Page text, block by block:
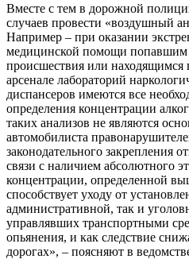
Вместе с тем в дорожной
случаев провести «воздушный
Например – при оказании
медицинской помощи попавшим
происшествия или
арсенале лабораторий
диспансеров имеются все
определения концентрации
таких анализов не являются
автомобилиста
законодательного закрепления
связи с наличием абсолютного
концентрации, определенной
способствует уходу от
административной, так и
управлявших транспортными
опьянения, и как следствие
дорогах», – поясняют в